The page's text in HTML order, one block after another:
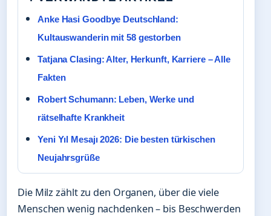
Anke Hasi Goodbye Deutschland:
Kultauswanderin mit 58 gestorben
Tatjana Clasing: Alter, Herkunft, Karriere – Alle
Fakten
Robert Schumann: Leben, Werke und
rätselhafte Krankheit
Yeni Yıl Mesajı 2026: Die besten türkischen
Neujahrsgrüße
Die Milz zählt zu den Organen, über die viele
Menschen wenig nachdenken – bis Beschwerden